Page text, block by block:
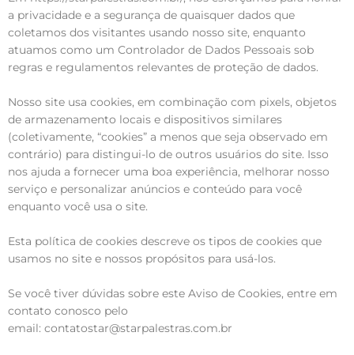
a privacidade e a segurança de quaisquer dados que
coletamos dos visitantes usando nosso site, enquanto
atuamos como um Controlador de Dados Pessoais sob
regras e regulamentos relevantes de proteção de dados.
Nosso site usa cookies, em combinação com pixels, objetos
de armazenamento locais e dispositivos similares
(coletivamente, “cookies” a menos que seja observado em
contrário) para distingui-lo de outros usuários do site. Isso
nos ajuda a fornecer uma boa experiência, melhorar nosso
serviço e personalizar anúncios e conteúdo para você
enquanto você usa o site.
Esta política de cookies descreve os tipos de cookies que
usamos no site e nossos propósitos para usá-los.
Se você tiver dúvidas sobre este Aviso de Cookies, entre em
contato conosco pelo
email: contatostar@starpalestras.com.br